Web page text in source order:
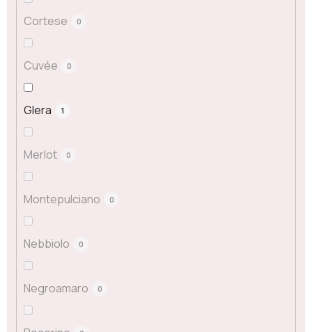
Cortese 0
Cuvée 0
Glera 1
Merlot 0
Montepulciano 0
Nebbiolo 0
Negroamaro 0